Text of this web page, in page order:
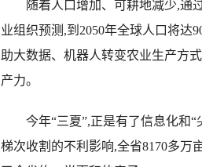
随着人口增加、可耕地减少,通过
业组织预测,到2050年全球人口将达
助大数据、机器人转变农业生产方
产力。
今年“三夏”,正是有了信息化和“
梯次收割的不利影响,全省8170多万